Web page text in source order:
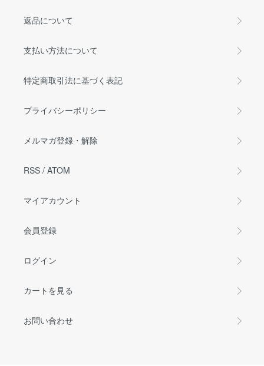
返品について
支払い方法について
特定商取引法に基づく表記
プライバシーポリシー
メルマガ登録・解除
RSS / ATOM
マイアカウント
会員登録
ログイン
カートを見る
お問い合わせ